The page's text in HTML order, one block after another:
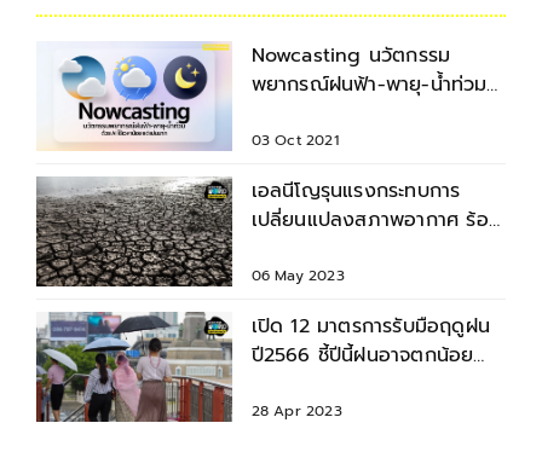
Nowcasting นวัตกรรม
พยากรณ์ฝนฟ้า-พายุ-น้ำท่วม
มาก
03 Oct 2021
เอลนีโญรุนแรงกระทบการ
เปลี่ยนแปลงสภาพอากาศ ร้อน
06 May 2023
เปิด 12 มาตรการรับมือฤดูฝน
ปี2566 ชี้ปีนี้ฝนอาจตกน้อย
28 Apr 2023